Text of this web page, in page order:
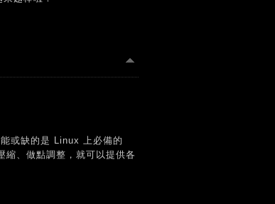
或缺的是 Linux 上必備的
、做點調整，就可以提供各